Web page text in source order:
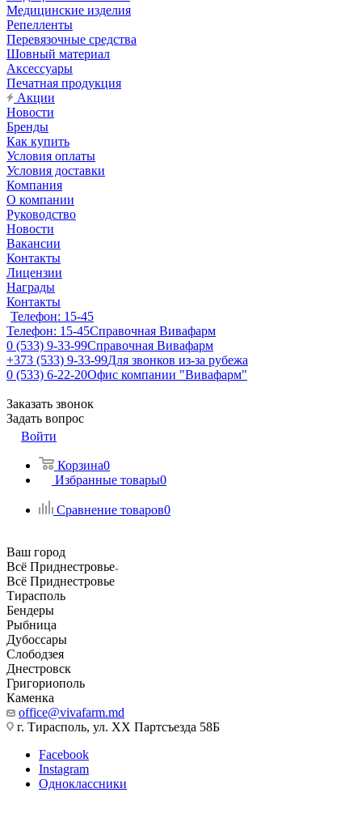
Медицинские изделия
Репелленты
Перевязочные средства
Шовный материал
Аксессуары
Печатная продукция
Акции
Новости
Бренды
Как купить
Условия оплаты
Условия доставки
Компания
О компании
Руководство
Новости
Вакансии
Контакты
Лицензии
Награды
Контакты
Телефон: 15-45
Телефон: 15-45Справочная Вивафарм
0 (533) 9-33-99Справочная Вивафарм
+373 (533) 9-33-99Для звонков из-за рубежа
0 (533) 6-22-20Офис компании "Вивафарм"
Заказать звонок
Задать вопрос
Войти
Корзина0
Избранные товары0
Сравнение товаров0
Ваш город
Всё Приднестровье
Всё Приднестровье
Тирасполь
Бендеры
Рыбница
Дубоссары
Слободзея
Днестровск
Григориополь
Каменка
office@vivafarm.md
г. Тирасполь, ул. ХХ Партсъезда 58Б
Facebook
Instagram
Одноклассники